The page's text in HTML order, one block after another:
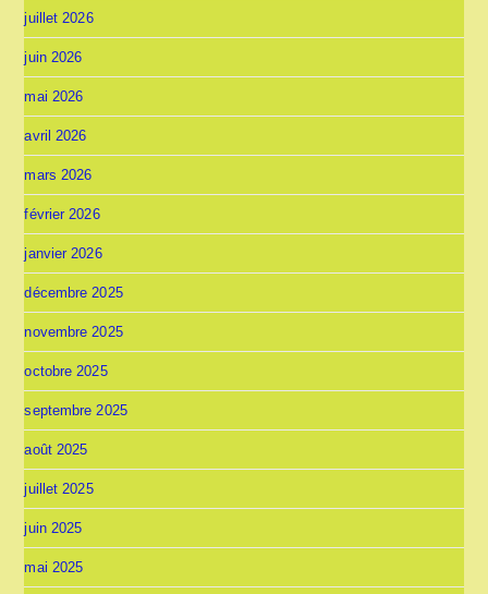
juillet 2026
juin 2026
mai 2026
avril 2026
mars 2026
février 2026
janvier 2026
décembre 2025
novembre 2025
octobre 2025
septembre 2025
août 2025
juillet 2025
juin 2025
mai 2025